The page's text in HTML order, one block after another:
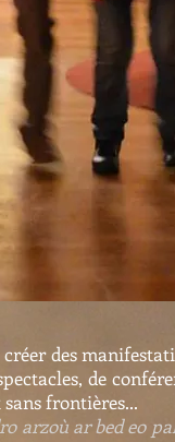
des
de
frontières...
ar bed eo